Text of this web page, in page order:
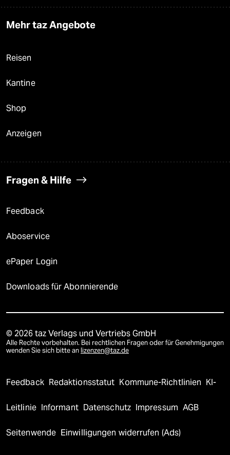
Mehr taz Angebote
Reisen
Kantine
Shop
Anzeigen
Fragen & Hilfe
Feedback
Aboservice
ePaper Login
Downloads für Abonnierende
© 2026 taz Verlags und Vertriebs GmbH
Alle Rechte vorbehalten. Bei rechtlichen Fragen oder für Genehmigungen
wenden Sie sich bitte an lizenzen@taz.de
Feedback Redaktionsstatut Kommune-Richtlinien KI-
Leitlinie Informant Datenschutz Impressum AGB
Seitenwende Einwilligungen widerrufen (Ads)